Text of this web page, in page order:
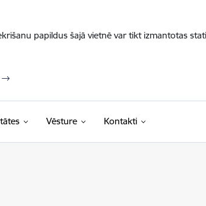
papildus šajā vietnē var tikt izmantotas
Vēsture Kontakti